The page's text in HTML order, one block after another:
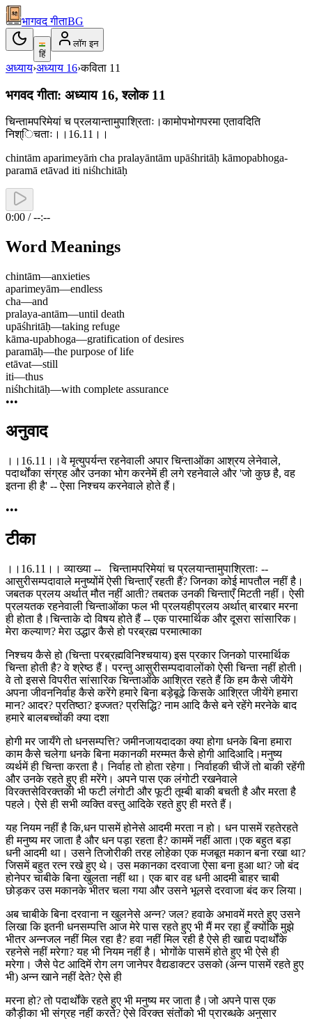
भागवद गीताBG
हिं
लॉग इन
अध्याय›अध्याय 16›कविता 11
भगवद गीता: अध्याय 16, श्लोक 11
चिन्तामपरिमेयां च प्रलयान्तामुपाश्रिताः।कामोपभोगपरमा एतावदिति
निश्िचताः।।16.11।।
chintām aparimeyāṁ cha pralayāntām upāśhritāḥ kāmopabhoga-
paramā etāvad iti niśhchitāḥ
0:00 / --:--
Word Meanings
chintām—anxieties
aparimeyām—endless
cha—and
pralaya-antām—until death
upāśhritāḥ—taking refuge
kāma-upabhoga—gratification of desires
paramāḥ—the purpose of life
etāvat—still
iti—thus
niśhchitāḥ—with complete assurance
•••
अनुवाद
।।16.11।।वे मृत्युपर्यन्त रहनेवाली अपार चिन्ताओंका आश्रय लेनेवाले,
पदार्थोंका संग्रह और उनका भोग करनेमें ही लगे रहनेवाले और 'जो कुछ है, वह
इतना ही है' -- ऐसा निश्चय करनेवाले होते हैं।
•••
टीका
।।16.11।। व्याख्या -- चिन्तामपरिमेयां च प्रलयान्तामुपाश्रिताः --
आसुरीसम्पदावाले मनुष्योंमें ऐसी चिन्ताएँ रहती हैं? जिनका कोई मापतौल नहीं है।
जबतक प्रलय अर्थात् मौत नहीं आती? तबतक उनकी चिन्ताएँ मिटती नहीं। ऐसी
प्रलयतक रहनेवाली चिन्ताओंका फल भी प्रलयहीप्रलय अर्थात् बारबार मरना
ही होता है।चिन्ताके दो विषय होते हैं -- एक पारमार्थिक और दूसरा सांसारिक।
मेरा कल्याण? मेरा उद्धार कैसे हो परब्रह्म परमात्माका
निश्चय कैसे हो (चिन्ता परब्रह्मविनिश्चयाय) इस प्रकार जिनको पारमार्थिक
चिन्ता होती है? वे श्रेष्ठ हैं। परन्तु आसुरीसम्पदावालोंको ऐसी चिन्ता नहीं होती।
वे तो इससे विपरीत सांसारिक चिन्ताओंके आश्रित रहते हैं कि हम कैसे जीयेंगे
अपना जीवननिर्वाह कैसे करेंगे हमारे बिना बड़ेबूढ़े किसके आश्रित जीयेंगे हमारा
मान? आदर? प्रतिष्ठा? इज्जत? प्रसिद्धि? नाम आदि कैसे बने रहेंगे मरनेके बाद
हमारे बालबच्चोंकी क्या दशा
होगी मर जायँगे तो धनसम्पत्ति? जमीनजायदादका क्या होगा धनके बिना हमारा
काम कैसे चलेगा धनके बिना मकानकी मरम्मत कैसे होगी आदिआदि।मनुष्य
व्यर्थमें ही चिन्ता करता है। निर्वाह तो होता रहेगा। निर्वाहकी चीजें तो बाकी रहेंगी
और उनके रहते हुए ही मरेंगे। अपने पास एक लंगोटी रखनेवाले
विरक्तसेविरक्तकी भी फटी लंगोटी और फूटी तूम्बी बाकी बचती है और मरता है
पहले। ऐसे ही सभी व्यक्ति वस्तु आदिके रहते हुए ही मरते हैं।
यह नियम नहीं है कि,धन पासमें होनेसे आदमी मरता न हो। धन पासमें रहतेरहते
ही मनुष्य मर जाता है और धन पड़ा रहता है? काममें नहीं आता।एक बहुत बड़ा
धनी आदमी था। उसने तिजोरीकी तरह लोहेका एक मजबूत मकान बना रखा था?
जिसमें बहुत रत्न रखे हुए थे। उस मकानका दरवाजा ऐसा बना हुआ था? जो बंद
होनेपर चाबीके बिना खुलता नहीं था। एक बार वह धनी आदमी बाहर चाबी
छोड़कर उस मकानके भीतर चला गया और उसने भूलसे दरवाजा बंद कर लिया।
अब चाबीके बिना दरवाना न खुलनेसे अन्न? जल? हवाके अभावमें मरते हुए उसने
लिखा कि इतनी धनसम्पत्ति आज मेरे पास रहते हुए भी मैं मर रहा हूँ क्योंकि मुझे
भीतर अन्नजल नहीं मिल रहा है? हवा नहीं मिल रही है ऐसे ही खाद्य पदार्थोंके
रहनेसे नहीं मरेगा? यह भी नियम नहीं है। भोगोंके पासमें होते हुए भी ऐसे ही
मरेगा। जैसे पेट आदिमें रोग लग जानेपर वैद्यडाक्टर उसको (अन्न पासमें रहते हुए
भी) अन्न खाने नहीं देते? ऐसे ही
मरना हो? तो पदार्थोंके रहते हुए भी मनुष्य मर जाता है।जो अपने पास एक
कौड़ीका भी संग्रह नहीं करते? ऐसे विरक्त संतोंको भी प्रारब्धके अनुसार